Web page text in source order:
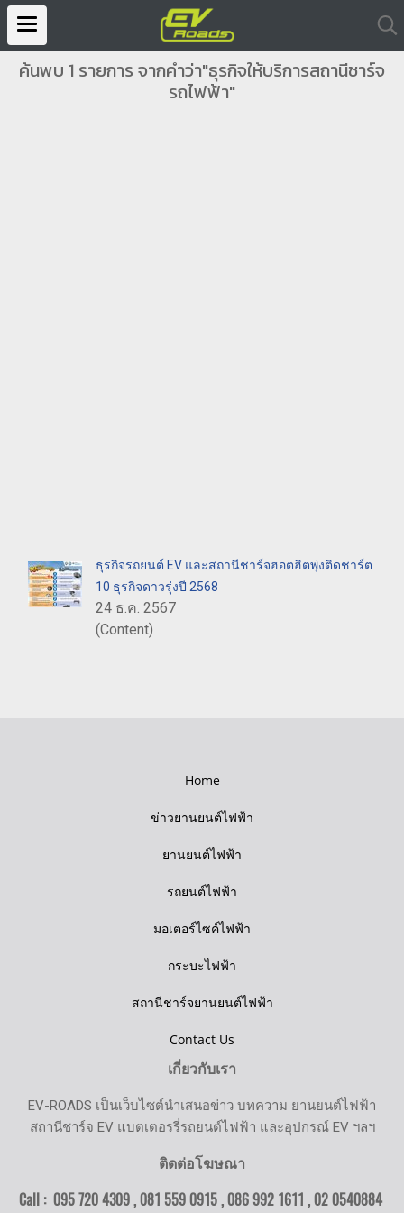
ค้นพบ 1 รายการ จากคำว่า"ธุรกิจให้บริการสถานีชาร์จ
รถไฟฟ้า"
ธุรกิจรถยนต์ EV และสถานีชาร์จฮอตฮิตพุ่งติดชาร์ต
10 ธุรกิจดาวรุ่งปี 2568
24 ธ.ค. 2567
(Content)
Home
ข่าวยานยนต์ไฟฟ้า
ยานยนต์ไฟฟ้า
รถยนต์ไฟฟ้า
มอเตอร์ไซค์ไฟฟ้า
กระบะไฟฟ้า
สถานีชาร์จยานยนต์ไฟฟ้า
Contact Us
เกี่ยวกับเรา
EV-ROADS เป็นเว็บไซต์นำเสนอข่าว บทความ ยานยนต์ไฟฟ้า
สถานีชาร์จ EV แบตเตอรรี่รถยนต์ไฟฟ้า และอุปกรณ์ EV ฯลฯ
ติดต่อโฆษณา
Call : 095 720 4309 , 081 559 0915 , 086 992 1611 ,02 0540884